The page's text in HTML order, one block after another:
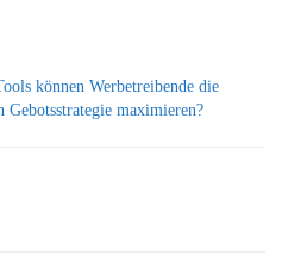
können Werbetreibende die
Gebotsstrategie maximieren?